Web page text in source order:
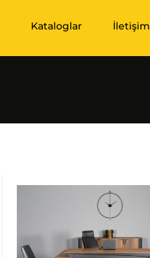
Kataloglar İletişim